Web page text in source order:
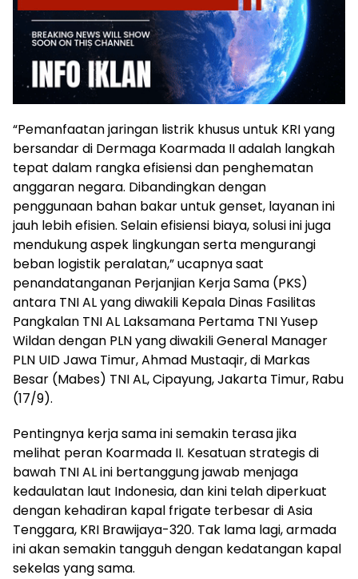
“Pemanfaatan jaringan listrik khusus untuk KRI yang
bersandar di Dermaga Koarmada II adalah langkah
tepat dalam rangka efisiensi dan penghematan
anggaran negara. Dibandingkan dengan
penggunaan bahan bakar untuk genset, layanan ini
jauh lebih efisien. Selain efisiensi biaya, solusi ini juga
mendukung aspek lingkungan serta mengurangi
beban logistik peralatan,” ucapnya saat
penandatanganan Perjanjian Kerja Sama (PKS)
antara TNI AL yang diwakili Kepala Dinas Fasilitas
Pangkalan TNI AL Laksamana Pertama TNI Yusep
Wildan dengan PLN yang diwakili General Manager
PLN UID Jawa Timur, Ahmad Mustaqir, di Markas
Besar (Mabes) TNI AL, Cipayung, Jakarta Timur, Rabu
(17/9).
Pentingnya kerja sama ini semakin terasa jika
melihat peran Koarmada II. Kesatuan strategis di
bawah TNI AL ini bertanggung jawab menjaga
kedaulatan laut Indonesia, dan kini telah diperkuat
dengan kehadiran kapal frigate terbesar di Asia
Tenggara, KRI Brawijaya-320. Tak lama lagi, armada
ini akan semakin tangguh dengan kedatangan kapal
sekelas yang sama.